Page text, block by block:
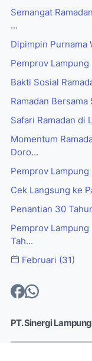
Semangat
...
Dipimpin Purnama
Pemprov
Bakti Sosial
Ramadan Bersama
Safari Ramadan di
Momentum
Doro...
Pemprov
Cek Langsung ke
Penantian 30
Pemprov
Tah...
Februari (31)
PT. Sinergi